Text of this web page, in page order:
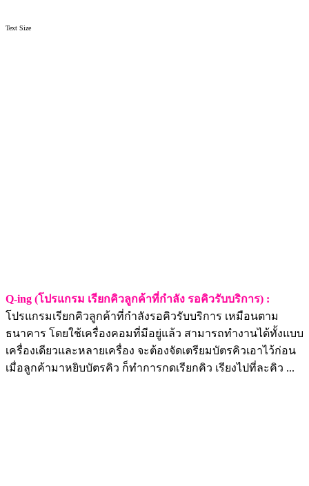
Text Size
Q-ing (โปรแกรม เรียกคิวลูกค้าที่กำลัง รอคิวรับบริการ) :
โปรแกรมเรียกคิวลูกค้าที่กำลังรอคิวรับบริการ เหมือนตาม
ธนาคาร โดยใช้เครื่องคอมที่มีอยู่แล้ว สามารถทำงานได้ทั้งแบบ
เครื่องเดียวและหลายเครื่อง จะต้องจัดเตรียมบัตรคิวเอาไว้ก่อน
เมื่อลูกค้ามาหยิบบัตรคิว ก็ทำการกดเรียกคิว เรียงไปที่ละคิว ...